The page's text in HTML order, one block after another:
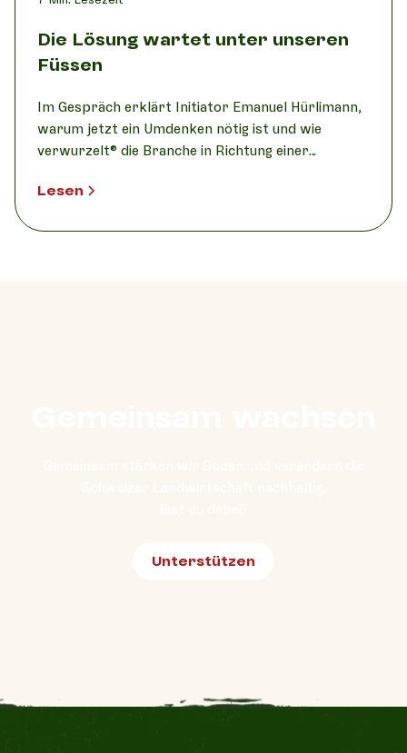
Die Lösung wartet unter unseren
Füssen
Im Gespräch erklärt Initiator Emanuel Hürlimann,
warum jetzt ein Umdenken nötig ist und wie
verwurzelt® die Branche in Richtung einer
Lesen
Unterstützen